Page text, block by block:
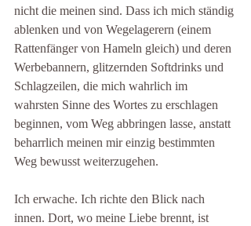
nicht die meinen sind. Dass ich mich ständig
ablenken und von Wegelagerern (einem
Rattenfänger von Hameln gleich) und deren
Werbebannern, glitzernden Softdrinks und
Schlagzeilen, die mich wahrlich im
wahrsten Sinne des Wortes zu erschlagen
beginnen, vom Weg abbringen lasse, anstatt
beharrlich meinen mir einzig bestimmten
Weg bewusst weiterzugehen.
Ich erwache. Ich richte den Blick nach
innen. Dort, wo meine Liebe brennt, ist